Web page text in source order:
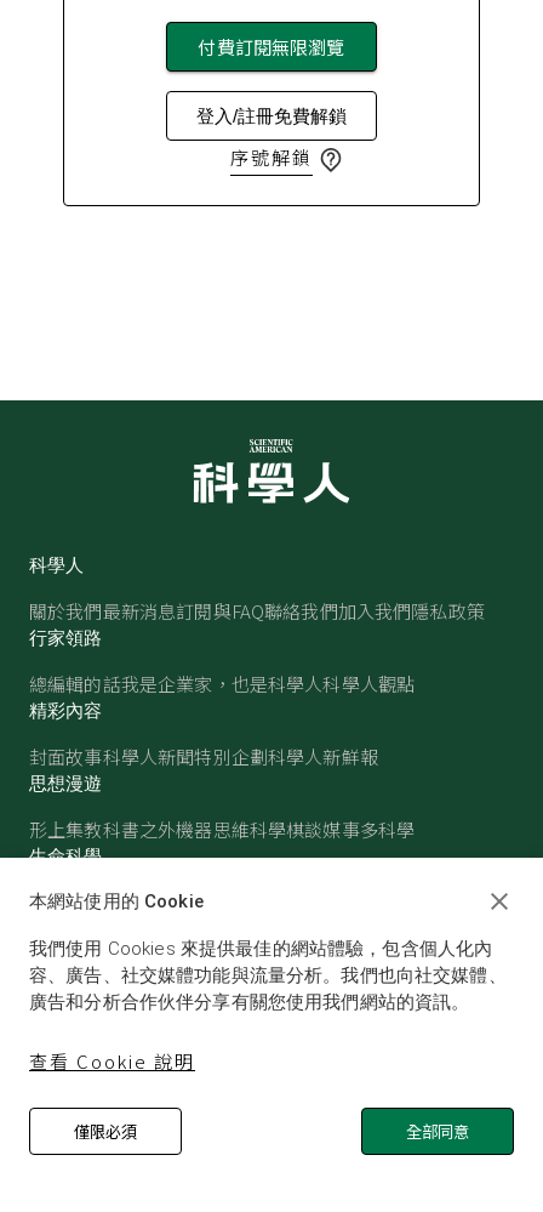
付費訂閱無限瀏覽
登入/註冊免費解鎖
序號解鎖
科學人
關於我們最新消息訂閱與FAQ聯絡我們加入我們隱私政策
行家領路
總編輯的話我是企業家，也是科學人科學人觀點
精彩內容
封面故事科學人新聞特別企劃科學人新鮮報
思想漫遊
形上集教科書之外機器思維科學棋談媒事多科學
生命科學
醫學古生物心理學生態學
物理 化學地球科學天文
© SCIENTIFIC AMERICAN, A DIVISION OF NATURE
AMERICA, INC.ALL RIGHTS RESERVED.
本網站使用的 Cookie
我們使用 Cookies 來提供最佳的網站體驗，包含個人化內
容、廣告、社交媒體功能與流量分析。我們也向社交媒體、
廣告和分析合作伙伴分享有關您使用我們網站的資訊。
查看 Cookie 說明
僅限必須 全部同意